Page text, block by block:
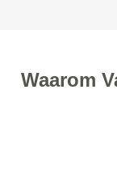
Waarom